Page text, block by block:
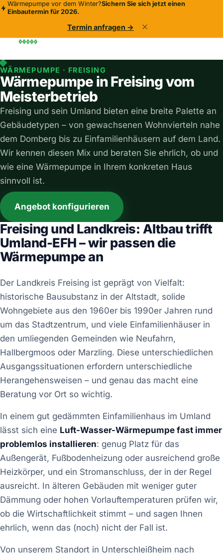
Wärmepumpe vor dem Winter?Sichern Sie sich jetzt einen
Einbautermin für 2026.
Termin anfragen →
WÄRMEPUMPE · FREISING
Wärmepumpe in Freising vom
Meisterbetrieb
Freising und sein Umland bieten eine breite Palette an
Gebäudetypen – von gewachsenen Wohnvierteln nahe
dem Domberg bis zu Einfamilienhäusern auf dem Land.
Wir kennen diesen Mix und beraten Sie ehrlich, ob und
wie eine Wärmepumpe in Ihrem konkreten Haus
sinnvoll ist.
Angebot konfigurieren
Freising und Landkreis: Altbau trifft
Umland-EFH – wir passen die
Wärmepumpe an
Der Landkreis Freising ist geprägt von Vielfalt:
historische Bausubstanz in der Altstadt, solide
Wohngebiete aus den 1960er bis 1990er Jahren rund
um das Stadtzentrum, und viele Einfamilienhäuser in
den umliegenden Gemeinden wie Neufahrn,
Hallbergmoos oder Marzling. Diese unterschiedlichen
Ausgangssituationen erfordern unterschiedliche
Herangehensweisen – und genau das macht eine
Beratung vor Ort so wichtig.
In einem gut gedämmten Einfamilienhaus im Umland
lässt sich eine Luft-Wasser-Wärmepumpe fast immer
problemlos installieren: genug Platz für das
Außengerät, Fußbodenheizung oder ausreichend große
Heizkörper, und ein Stromanschluss, der in der Regel
ausreicht. In älteren Gebäuden mit weniger guter
Dämmung oder hohen Vorlauftemperaturen prüfen wir,
ob die Wirtschaftlichkeit stimmt – und sagen Ihnen
ehrlich, wenn das (noch) nicht der Fall ist.
Von unserem Standort in Unterschleißheim nach